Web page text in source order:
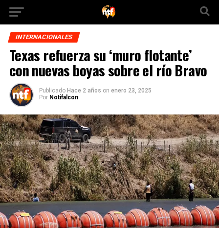
INTERNACIONALES
Texas refuerza su ‘muro flotante’
con nuevas boyas sobre el río Bravo
Publicado Hace 2 años on enero 23, 2025
Por Notifalcon